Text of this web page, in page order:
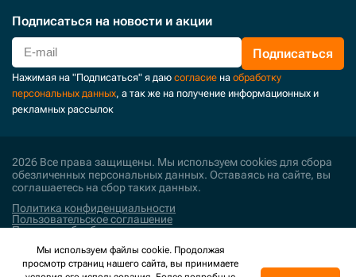
Подписаться на новости и акции
Подписаться
Нажимая на "Подписаться" я даю согласие на обработку
персональных данных, а так же на получение информационных и
рекламных рассылок
2026 Все права защищены. Мы используем cookies для сбора
обезличенных персональных данных. Оставаясь на сайте, вы
соглашаетесь на сбор таких данных.
Политика конфиденциальности
Пользовательское соглашение
Политика обработки персональных данных
Поддержка и развитие
Мы используем файлы cookie. Продолжая
просмотр страниц нашего сайта, вы принимаете